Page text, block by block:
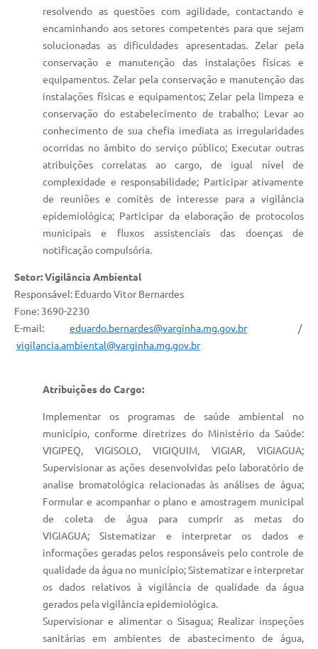
resolvendo as questões com agilidade, contactando e
encaminhando aos setores competentes para que sejam
solucionadas as dificuldades apresentadas. Zelar pela
conservação e manutenção das instalações físicas e
equipamentos. Zelar pela conservação e manutenção das
instalações físicas e equipamentos; Zelar pela limpeza e
conservação do estabelecimento de trabalho; Levar ao
conhecimento de sua chefia imediata as irregularidades
ocorridas no âmbito do serviço público; Executar outras
atribuições correlatas ao cargo, de igual nível de
complexidade e responsabilidade; Participar ativamente
de reuniões e comitês de interesse para a vigilância
epidemiológica; Participar da elaboração de protocolos
municipais e fluxos assistenciais das doenças de
notificação compulsória.
Setor: Vigilância Ambiental
Responsável: Eduardo Vitor Bernardes
Fone: 3690-2230
E-mail: eduardo.bernardes@varginha.mg.gov.br/
vigilancia.ambiental@varginha.mg.gov.br
Atribuições do Cargo:
Implementar os programas de saúde ambiental no
município, conforme diretrizes do Ministério da Saúde:
VIGIPEQ, VIGISOLO, VIGIQUIM, VIGIAR, VIGIAGUA;
Supervisionar as ações desenvolvidas pelo laboratório de
analise bromatológica relacionadas às análises de água;
Formular e acompanhar o plano e amostragem municipal
de coleta de água para cumprir as metas do
VIGIAGUA; Sistematizar e interpretar os dados e
informações geradas pelos responsáveis pelo controle de
qualidade da água no município; Sistematizar e interpretar
os dados relativos à vigilância de qualidade da água
gerados pela vigilância epidemiológica.
Supervisionar e alimentar o Sisagua; Realizar inspeções
sanitárias em ambientes de abastecimento de água,